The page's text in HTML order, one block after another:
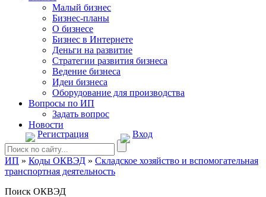
Малый бизнес
Бизнес-планы
О бизнесе
Бизнес в Интернете
Деньги на развитие
Стратегии развития бизнеса
Ведение бизнеса
Идеи бизнеса
Оборудование для производства
Вопросы по ИП
Задать вопрос
Новости
Регистрация
Вход
ИП » Коды ОКВЭД » Складское хозяйство и вспомогательная
транспортная деятельность
Поиск ОКВЭД